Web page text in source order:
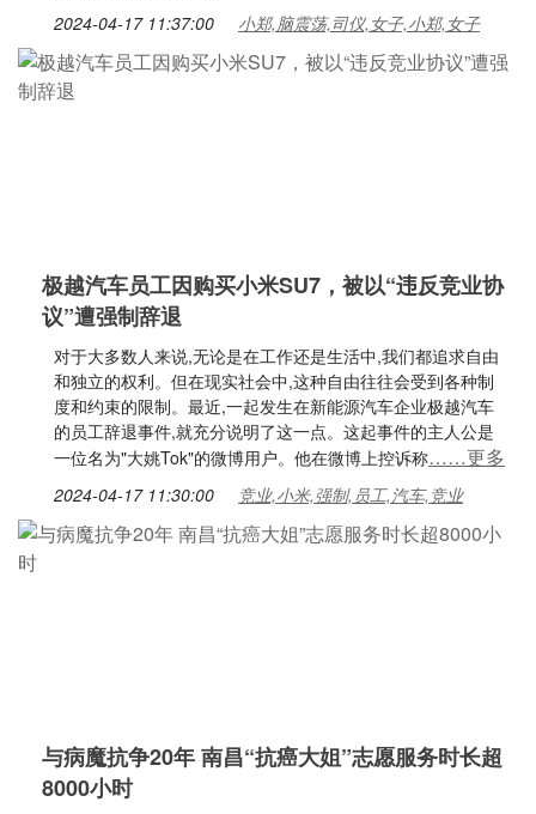
2024-04-17 11:37:00 小郑,脑震荡,司仪,女子,小郑,女子
极越汽车员工因购买小米SU7，被以“违反竞业协
议”遭强制辞退
对于大多数人来说,无论是在工作还是生活中,我们都追求自由
和独立的权利。但在现实社会中,这种自由往往会受到各种制
度和约束的限制。最近,一起发生在新能源汽车企业极越汽车
的员工辞退事件,就充分说明了这一点。这起事件的主人公是
一位名为"大姚Tok"的微博用户。他在微博上控诉称……更多
2024-04-17 11:30:00 竞业,小米,强制,员工,汽车,竞业
与病魔抗争20年 南昌“抗癌大姐”志愿服务时长超
8000小时